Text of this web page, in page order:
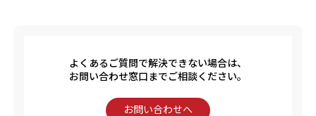
よくあるご質問で解決できない場合は、
お問い合わせ窓口までご相談ください。
お問い合わせへ